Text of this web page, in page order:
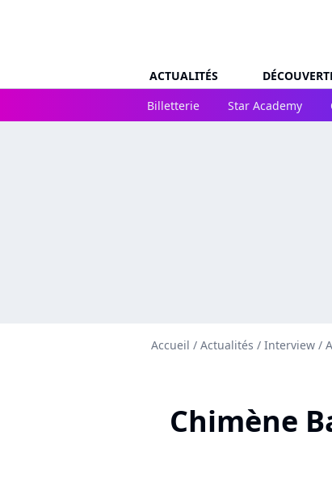
ACTUALITÉS
Billetterie
Star Academy
Accueil / Actualités / Interview /
Chimène